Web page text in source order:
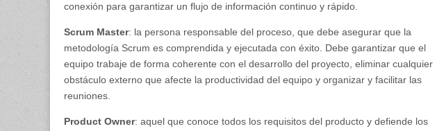
conexión para garantizar un flujo de información continuo y rápido.
Scrum Master: la persona responsable del proceso, que debe asegurar que la
metodología Scrum es comprendida y ejecutada con éxito. Debe garantizar que el
equipo trabaje de forma coherente con el desarrollo del proyecto, eliminar cualquier
obstáculo externo que afecte la productividad del equipo y organizar y facilitar las
reuniones.
Product Owner: aquel que conoce todos los requisitos del producto y defiende los